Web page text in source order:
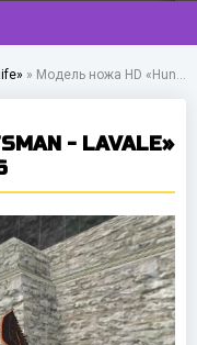
» Модель ножа HD «Huntsman - Lavale» для CS 1.6
- LAVALE»